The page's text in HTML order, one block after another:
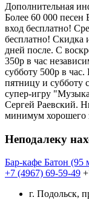
Дополнительная
Более 60 000
вход бесплатно!
бесплатно!
дней после. С
350р в час
субботу 500р в
пятницу и субботу
супер-игру
Сергей Раевский.
минимум хорошего
Неподалеку
Бар-кафе Батон (95
+7 (4967) 69-59-49
г. Подольск,